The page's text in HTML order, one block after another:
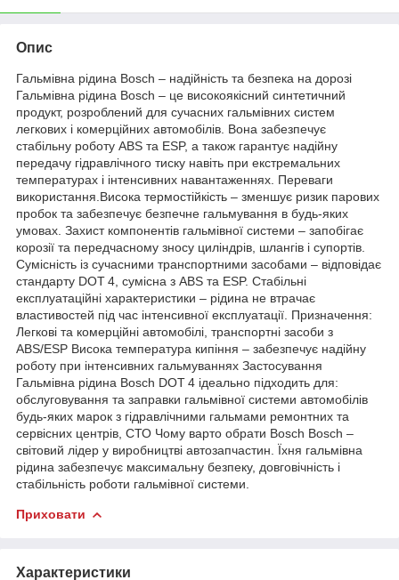
Опис
Гальмівна рідина Bosch – надійність та безпека на дорозі
Гальмівна рідина Bosch – це високоякісний синтетичний
продукт, розроблений для сучасних гальмівних систем
легкових і комерційних автомобілів. Вона забезпечує
стабільну роботу ABS та ESP, а також гарантує надійну
передачу гідравлічного тиску навіть при екстремальних
температурах і інтенсивних навантаженнях. Переваги
використання.Висока термостійкість – зменшує ризик парових
пробок та забезпечує безпечне гальмування в будь-яких
умовах. Захист компонентів гальмівної системи – запобігає
корозії та передчасному зносу циліндрів, шлангів і супортів.
Сумісність із сучасними транспортними засобами – відповідає
стандарту DOT 4, сумісна з ABS та ESP. Стабільні
експлуатаційні характеристики – рідина не втрачає
властивостей під час інтенсивної експлуатації. Призначення:
Легкові та комерційні автомобілі, транспортні засоби з
ABS/ESP Висока температура кипіння – забезпечує надійну
роботу при інтенсивних гальмуваннях Застосування
Гальмівна рідина Bosch DOT 4 ідеально підходить для:
обслуговування та заправки гальмівної системи автомобілів
будь-яких марок з гідравлічними гальмами ремонтних та
сервісних центрів, СТО Чому варто обрати Bosch Bosch –
світовий лідер у виробництві автозапчастин. Їхня гальмівна
рідина забезпечує максимальну безпеку, довговічність і
стабільність роботи гальмівної системи.
Приховати
Характеристики